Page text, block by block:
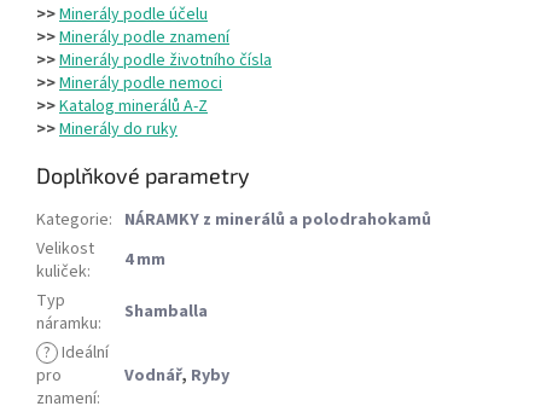
>>Minerály podle účelu
>>Minerály podle znamení
>>Minerály podle životního čísla
>>Minerály podle nemoci
>>Katalog minerálů A-Z
>>Minerály do ruky
Doplňkové parametry
Kategorie: NÁRAMKY z minerálů a polodrahokamů
Velikost
kuliček:
4 mm
Typ
náramku:
Shamballa
? Ideální
pro
znamení:
Vodnář, Ryby